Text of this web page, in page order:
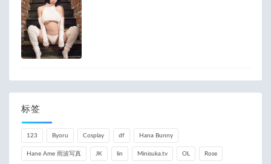
标签
123 Byoru Cosplay df Hana Bunny
Hane Ame 雨波写真 JK lin Minisuka.tv OL Rose